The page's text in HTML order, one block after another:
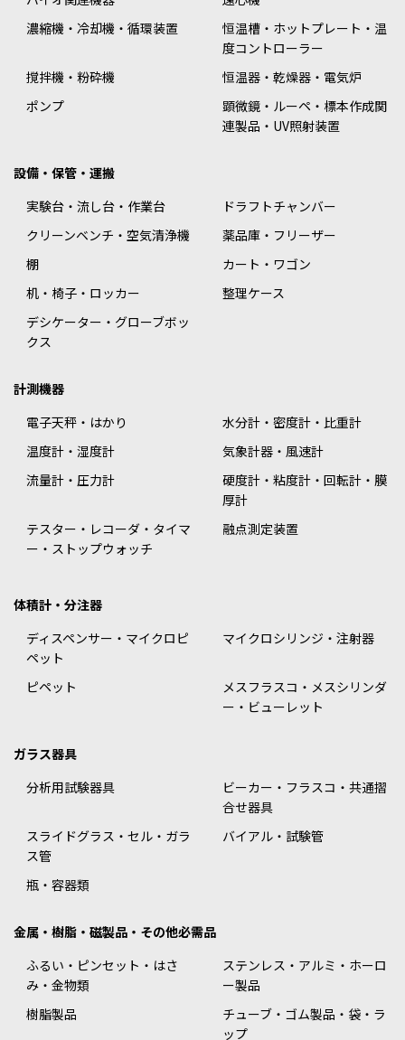
濃縮機・冷却機・循環装置
恒温槽・ホットプレート・温
度コントローラー
撹拌機・粉砕機
恒温器・乾燥器・電気炉
ポンプ
顕微鏡・ルーペ・標本作成関
連製品・UV照射装置
設備・保管・運搬
実験台・流し台・作業台
ドラフトチャンバー
クリーンベンチ・空気清浄機
薬品庫・フリーザー
棚
カート・ワゴン
机・椅子・ロッカー
整理ケース
デシケーター・グローブボッ
クス
計測機器
電子天秤・はかり
水分計・密度計・比重計
温度計・湿度計
気象計器・風速計
流量計・圧力計
硬度計・粘度計・回転計・膜
厚計
テスター・レコーダ・タイマ
ー・ストップウォッチ
融点測定装置
体積計・分注器
ディスペンサー・マイクロピ
ペット
マイクロシリンジ・注射器
ピペット
メスフラスコ・メスシリンダ
ー・ビューレット
ガラス器具
分析用試験器具
ビーカー・フラスコ・共通摺
合せ器具
スライドグラス・セル・ガラ
ス管
バイアル・試験管
瓶・容器類
金属・樹脂・磁製品・その他必需品
ふるい・ピンセット・はさ
み・金物類
ステンレス・アルミ・ホーロ
ー製品
樹脂製品
チューブ・ゴム製品・袋・ラ
ップ